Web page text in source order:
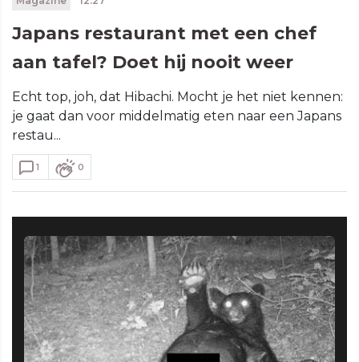
Japans restaurant met een chef
aan tafel? Doet hij nooit weer
Echt top, joh, dat Hibachi. Mocht je het niet kennen:
je gaat dan voor middelmatig eten naar een Japans
restau...
1 0